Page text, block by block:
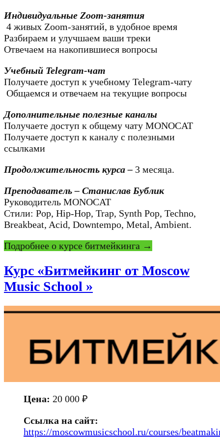
Индивидуальные Zoom-занятия
4 живых Zoom-занятий, в удобное время
Разбираем и улучшаем ваши треки
Отвечаем на накопившиеся вопросы
Учебный Telegram-чат
Получаете доступ к учебному Telegram-чату
Общаемся и отвечаем на текущие вопросы
Дополнительные полезные каналы
Получаете доступ к общему чату MONOCAT
Получаете доступ к каналу с полезными
ссылками
Продолжительность курса – 3 месяца.
Преподаватель – Станислав Бублик
Руководитель MONOCAT
Стили: Pop, Hip-Hop, Trap, Synth Pop, Techno,
Breakbeat, Acid, Downtempo, Metal, Ambient.
Подробнее о курсе битмейкинга →
Курс «Битмейкинг от Moscow
Music School »
Цена: 20 000 ₽
Ссылка на сайт:
https://moscowmusicschool.ru/courses/